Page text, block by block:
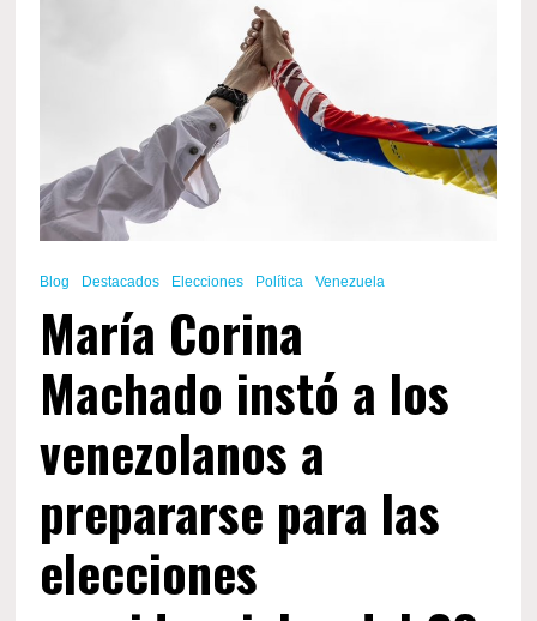
Blog Destacados Elecciones Política Venezuela
María Corina
Machado instó a los
venezolanos a
prepararse para las
elecciones